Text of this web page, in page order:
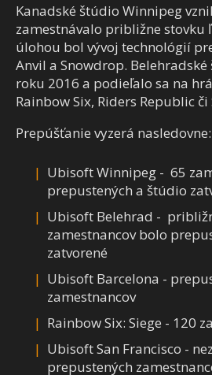
Kanadské štúdio Winnipeg
zamestnávalo približne stovku
úlohou bol vývoj technológií
Anvil a Snowdrop.
roku 2016 a podieľalo sa na
Rainbow Six, Riders Republic či
Prepúšťanie vyzerá nasledovne:
Ubisoft Winnipeg - 65
prepustených a štúdio
Ubisoft Belehrad -
zamestnancov bolo
zatvorené
Ubisoft Barcelona -
zamestnancov
Rainbow Six: Siege - 120
Ubisoft San Francisco -
prepustených